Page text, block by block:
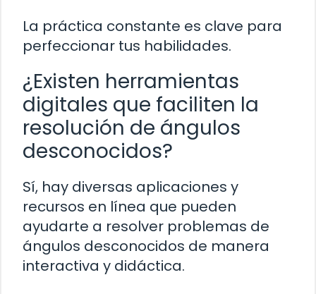
La práctica constante es clave para
perfeccionar tus habilidades.
¿Existen herramientas
digitales que faciliten la
resolución de ángulos
desconocidos?
Sí, hay diversas aplicaciones y
recursos en línea que pueden
ayudarte a resolver problemas de
ángulos desconocidos de manera
interactiva y didáctica.